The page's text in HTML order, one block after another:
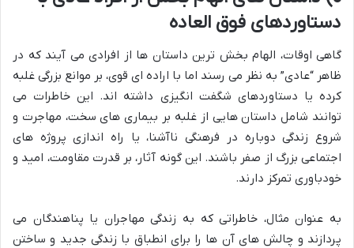
دستاوردهای فوق العاده
گاهی اوقات، الهام بخش ترین داستان ها از افرادی می آیند که در
ظاهر “عادی” به نظر می رسند اما با اراده ای قوی، بر موانع بزرگی غلبه
کرده یا دستاوردهای شگفت انگیزی داشته اند. این خاطرات می
توانند شامل داستان هایی از غلبه بر بیماری های سخت، مهاجرت و
شروع زندگی دوباره در فرهنگی ناآشنا، یا راه اندازی پروژه های
اجتماعی بزرگ از صفر باشند. این گونه آثار، بر قدرت مقاومت، امید و
خودباوری تمرکز دارند.
به عنوان مثال، خاطراتی که به زندگی مهاجران یا پناهندگان می
پردازند و چالش های آن ها را برای انطباق با زندگی جدید و ساختن